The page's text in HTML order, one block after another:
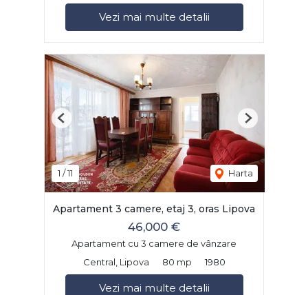
Vezi mai multe detalii
1 /11 Harta
Previous Next
Apartament 3 camere, etaj 3, oras Lipova
46,000 €
Apartament cu 3 camere de vânzare
Central, Lipova
80 mp 1980
Vezi mai multe detalii